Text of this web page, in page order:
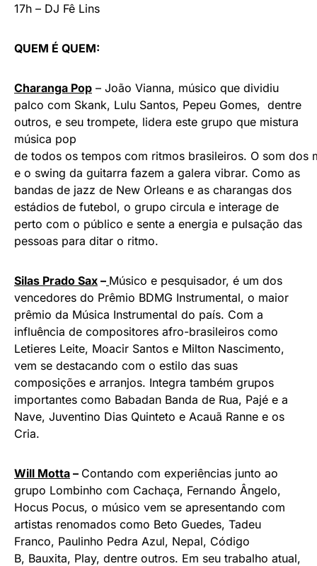
17h – DJ Fê Lins
QUEM É QUEM:
Charanga Pop – João Vianna, músico que dividiu
palco com Skank, Lulu Santos, Pepeu Gomes, dentre
outros, e seu trompete, lidera este grupo que mistura
música pop
de todos os tempos com ritmos brasileiros. O som dos
e o swing da guitarra fazem a galera vibrar. Como as
bandas de jazz de New Orleans e as charangas dos
estádios de futebol, o grupo circula e interage de
perto com o público e sente a energia e pulsação das
pessoas para ditar o ritmo.
Silas Prado Sax – Músico e pesquisador, é um dos
vencedores do Prêmio BDMG Instrumental, o maior
prêmio da Música Instrumental do país. Com a
influência de compositores afro-brasileiros como
Letieres Leite, Moacir Santos e Milton Nascimento,
vem se destacando com o estilo das suas
composições e arranjos. Integra também grupos
importantes como Babadan Banda de Rua, Pajé e a
Nave, Juventino Dias Quinteto e Acauã Ranne e os
Cria.
Will Motta – Contando com experiências junto ao
grupo Lombinho com Cachaça, Fernando Ângelo,
Hocus Pocus, o músico vem se apresentando com
artistas renomados como Beto Guedes, Tadeu
Franco, Paulinho Pedra Azul, Nepal, Código
B, Bauxita, Play, dentre outros. Em seu trabalho atual,